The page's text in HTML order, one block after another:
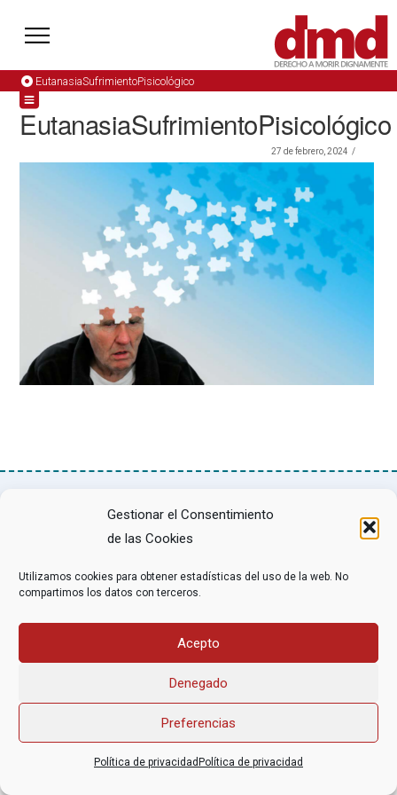
Gestionar el Consentimiento
de las Cookies
Utilizamos cookies para obtener estadísticas del uso de la web. No
compartimos los datos con terceros.
Acepto
Denegado
Preferencias
Política de privacidad Política de privacidad
EutanasiaSufrimientoPisicológico
EutanasiaSufrimientoPisicológico
27 de febrero, 2024
informacion@derechoamorir.org